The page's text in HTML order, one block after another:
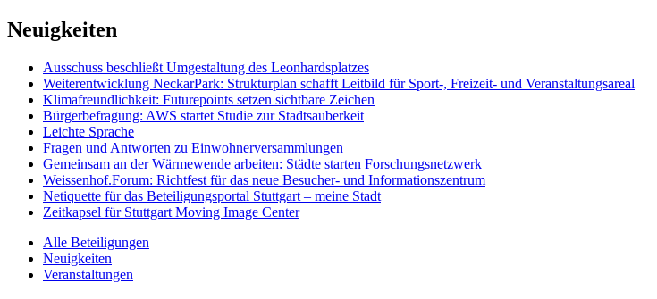
Neuigkeiten
Ausschuss beschließt Umgestaltung des Leonhards­platzes
Weiterentwicklung NeckarPark: Strukturplan schafft Leitbild für Sport-, Freizeit- und Veranstaltungsareal
Klimafreundlichkeit: Futurepoints setzen sichtbare Zeichen
Bürgerbefragung: AWS startet Studie zur Stadtsauberkeit
Leichte Sprache
Fragen und Antworten zu Einwohnerversammlungen
Gemeinsam an der Wärmewende arbeiten: Städte starten Forschungsnetzwerk
Weissenhof.Forum: Richtfest für das neue Besucher- und Informationszentrum
Netiquette für das Beteiligungsportal Stuttgart – meine Stadt
Zeitkapsel für Stuttgart Moving Image Center
Alle Beteiligungen
Neuigkeiten
Veranstaltungen